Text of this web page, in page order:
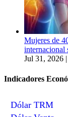
Mujeres de
internacional
Jul 31, 2026 |
Indicadores
Dólar TRM